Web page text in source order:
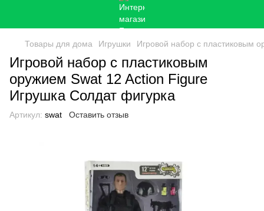
Товары для дома Игрушки Игровой набор с пластиковым
Игровой набор с пластиковым
оружием Swat 12 Action Figure
Игрушка Солдат фигурка
Артикул: swat Оставить отзыв